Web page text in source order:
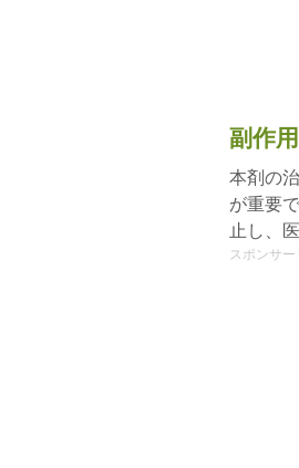
副作
本剤の
が重要
止し、
スポンサー